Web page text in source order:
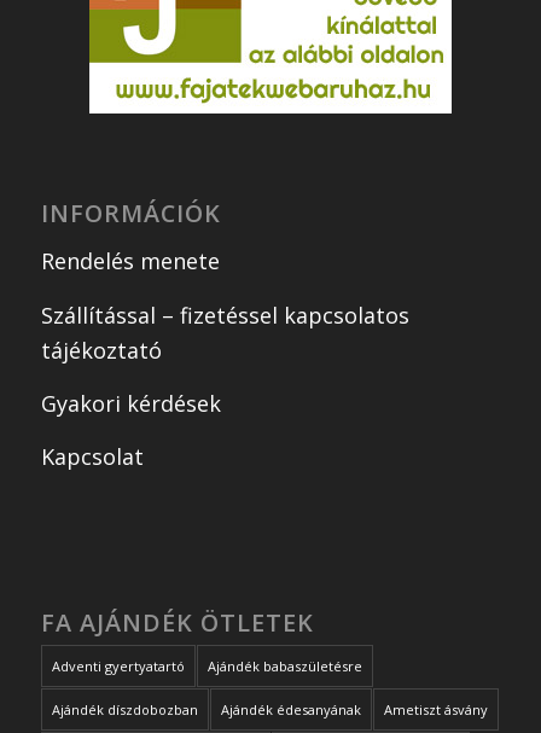
INFORMÁCIÓK
Rendelés menete
Szállítással – fizetéssel kapcsolatos
tájékoztató
Gyakori kérdések
Kapcsolat
FA AJÁNDÉK ÖTLETEK
Adventi gyertyatartó Ajándék babaszületésre
Ajándék díszdobozban Ajándék édesanyának Ametiszt ásvány